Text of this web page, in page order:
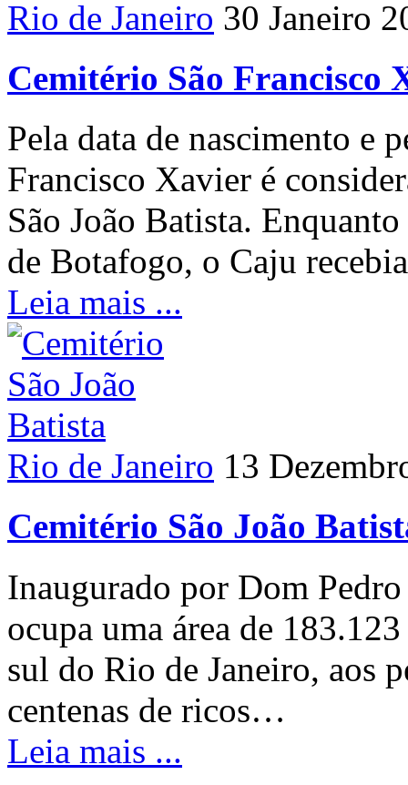
Rio de Janeiro 30 Janeiro
Cemitério São
Pela data de nascimento e
Francisco Xavier é
São João Batista.
de Botafogo, o Caju
Leia mais ...
Rio de Janeiro 13
Cemitério São João
Inaugurado por Dom
ocupa uma área de
sul do Rio de Janeiro, aos
centenas de ricos…
Leia mais ...